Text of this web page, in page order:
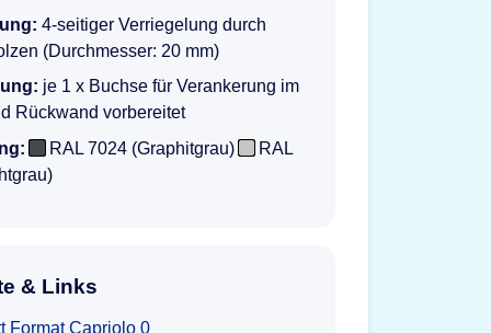
4-seitiger Verriegelung durch
(Durchmesser: 20 mm)
je 1 x Buchse für Verankerung im
Rückwand vorbereitet
RAL 7024 (Graphitgrau)
RAL
& Links
Format Capriolo 0